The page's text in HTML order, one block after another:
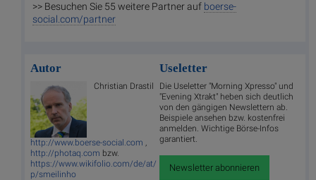
>> Besuchen Sie 55 weitere Partner auf boerse-
social.com/partner
Autor
Christian Drastil
http://www.boerse-social.com
http://photaq.com bzw.
https://www.wikifolio.com/de/at/
p/smeilinho
Useletter
Die Useletter "Morning Xpresso" und
"Evening Xtrakt" heben sich deutlich
von den gängigen Newslettern ab.
Beispiele ansehen bzw. kostenfrei
anmelden. Wichtige Börse-Infos
garantiert.
Newsletter abonnieren